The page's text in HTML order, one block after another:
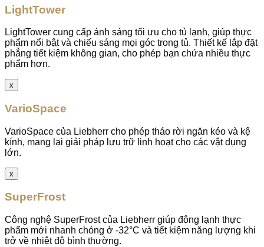
LightTower
LightTower cung cấp ánh sáng tối ưu cho tủ lạnh, giúp thực
phẩm nổi bật và chiếu sáng mọi góc trong tủ. Thiết kế lắp đặt
phẳng tiết kiệm không gian, cho phép bạn chứa nhiều thực
phẩm hơn.
x
VarioSpace
VarioSpace của Liebherr cho phép tháo rời ngăn kéo và kệ
kính, mang lại giải pháp lưu trữ linh hoạt cho các vật dụng
lớn.
x
SuperFrost
Công nghệ SuperFrost của Liebherr giúp đông lạnh thực
phẩm mới nhanh chóng ở -32°C và tiết kiệm năng lượng khi
trở về nhiệt độ bình thường.